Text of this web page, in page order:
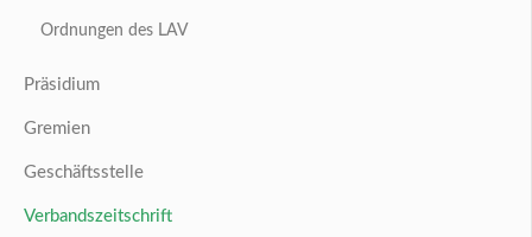
Ordnungen des LAV
Präsidium
Gremien
Geschäftsstelle
Verbandszeitschrift